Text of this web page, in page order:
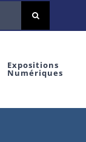
Expositions
Numériques